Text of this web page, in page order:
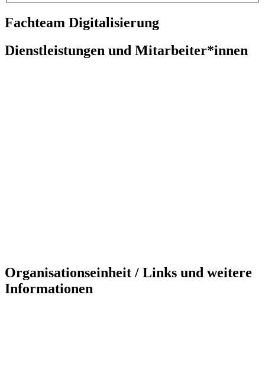
Fachteam Digitalisierung
Dienstleistungen und Mitarbeiter*innen
Organisationseinheit / Links und weitere
Informationen